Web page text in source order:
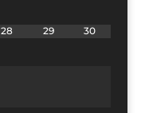
28 29 30